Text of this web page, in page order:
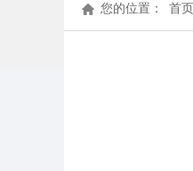
您的位置： 首页